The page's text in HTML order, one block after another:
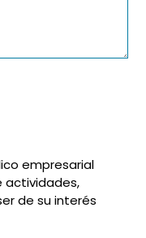
empresarial
actividades,
de su interés